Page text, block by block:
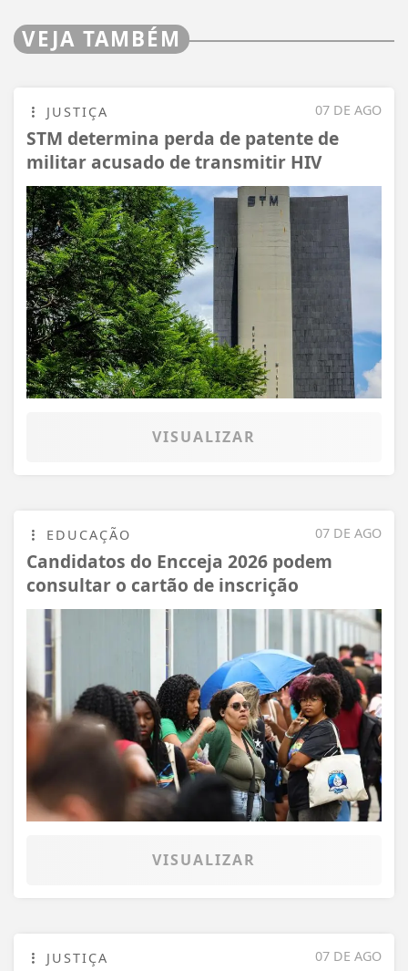
VEJA TAMBÉM
07 DE AGO
JUSTIÇA
STM determina perda de patente de
militar acusado de transmitir HIV
VISUALIZAR
07 DE AGO
EDUCAÇÃO
Candidatos do Encceja 2026 podem
consultar o cartão de inscrição
VISUALIZAR
07 DE AGO
JUSTIÇA